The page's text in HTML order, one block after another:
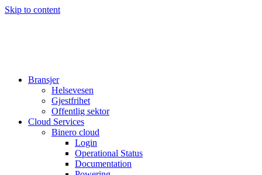
Skip to content
Bransjer
Helsevesen
Gjestfrihet
Offentlig sektor
Cloud Services
Binero cloud
Login
Operational Status
Documentation